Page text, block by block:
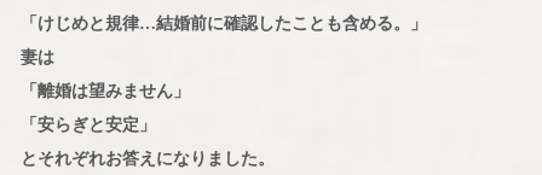
「けじめと規律…結婚前に確認したことも含める。」
妻は
「離婚は望みません」
「安らぎと安定」
とそれぞれお答えになりました。